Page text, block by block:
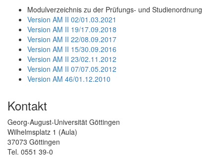
Modulverzeichnis zu der Prüfungs- und Studienordnung
Version AM II 02/01.03.2021
Version AM II 19/17.09.2018
Version AM II 22/08.09.2017
Version AM II 15/30.09.2016
Version AM II 23/02.11.2012
Version AM II 07/07.05.2012
Version AM 46/01.12.2010
Kontakt
Georg-August-Universität Göttingen
Wilhelmsplatz 1 (Aula)
37073 Göttingen
Tel. 0551 39-0